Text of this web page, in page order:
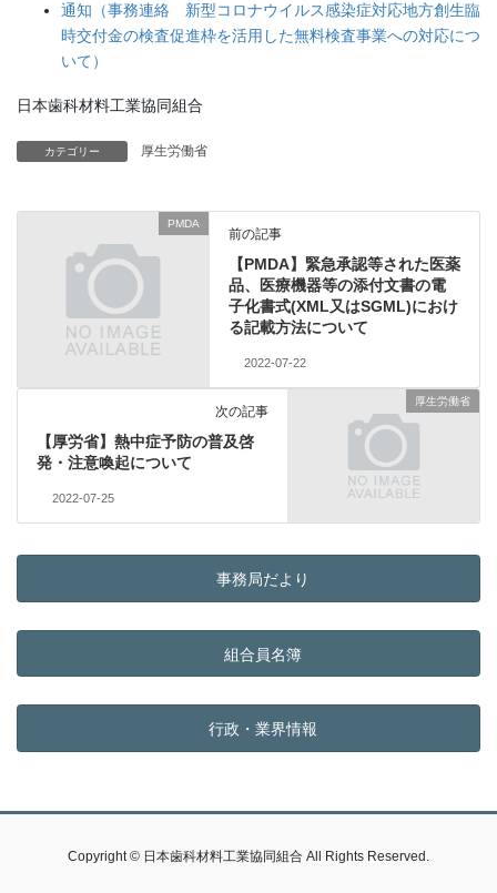
通知（事務連絡 新型コロナウイルス感染症対応地方創生臨
時交付金の検査促進枠を活用した無料検査事業への対応につ
いて）
日本歯科材料工業協同組合
カテゴリー 厚生労働省
PMDA
前の記事
【PMDA】緊急承認等された医薬
品、医療機器等の添付文書の電
子化書式(XML又はSGML)におけ
る記載方法について
2022-07-22
厚生労働省
次の記事
【厚労省】熱中症予防の普及啓
発・注意喚起について
2022-07-25
事務局だより
組合員名簿
行政・業界情報
Copyright © 日本歯科材料工業協同組合 All Rights Reserved.